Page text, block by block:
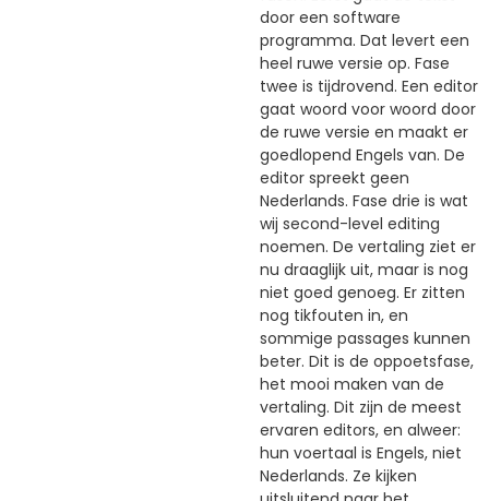
door een software
programma. Dat levert een
heel ruwe versie op. Fase
twee is tijdrovend. Een editor
gaat woord voor woord door
de ruwe versie en maakt er
goedlopend Engels van. De
editor spreekt geen
Nederlands. Fase drie is wat
wij second-level editing
noemen. De vertaling ziet er
nu draaglijk uit, maar is nog
niet goed genoeg. Er zitten
nog tikfouten in, en
sommige passages kunnen
beter. Dit is de oppoetsfase,
het mooi maken van de
vertaling. Dit zijn de meest
ervaren editors, en alweer:
hun voertaal is Engels, niet
Nederlands. Ze kijken